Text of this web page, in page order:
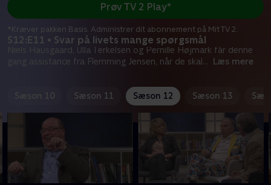
S12:E11 • Svar på livets mange spørgsmål
Niels Hausgaard, Ulla Terkelsen og Pernille Højmark får denne
gang assistance fra Flemming Jensen, når de skal ... Læs mere
Prøv TV 2 Play*
*Kræver pakken Basis. Administrer dit abonnement på Mit TV 2.
Sæson 10 Sæson 11 Sæson 12 Sæson 13